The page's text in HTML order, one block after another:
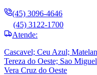
(45) 3096-4646
(45) 3122-1700
Atende:
Cascavel; Ceu Azul;
Tereza do Oeste; Sao
Vera Cruz do Oeste